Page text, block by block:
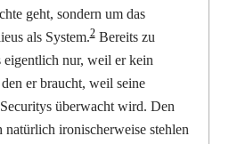
geht, sondern um das
als System.2Bereits zu
nur, weil er kein
er braucht, weil seine
überwacht wird. Den
natürlich ironischerweise stehlen